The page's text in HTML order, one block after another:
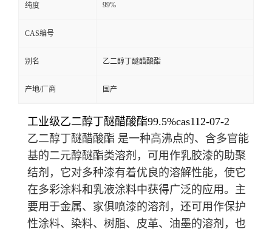
纯度 99%
CAS编号
别名 乙二醇丁醚醋酸酯
产地/厂商 国产
工业级乙二醇丁醚醋酸酯99.5%cas112-07-2
乙二醇丁醚醋酸酯 是一种高沸点的、含多官能
基的二元醇醚酯类溶剂，可用作乳胶漆的助聚
结剂，它对多种漆有着优良的溶解性能，使它
在多彩涂料和乳液涂料中获得广泛的应用。主
要用于金属、家俱喷漆的溶剂，还可用作保护
性涂料、染料、树脂、皮革、油墨的溶剂，也